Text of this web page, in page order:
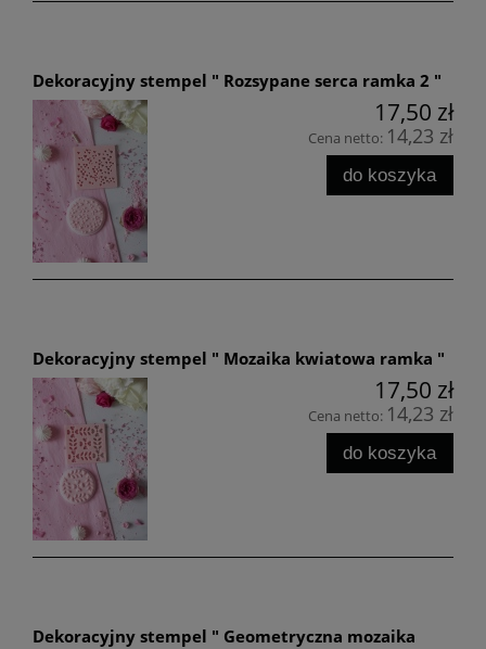
Dekoracyjny stempel " Rozsypane serca ramka 2 "
17,50 zł
Cena netto: 14,23 zł
do koszyka
Dekoracyjny stempel " Mozaika kwiatowa ramka "
17,50 zł
Cena netto: 14,23 zł
do koszyka
Dekoracyjny stempel " Geometryczna mozaika